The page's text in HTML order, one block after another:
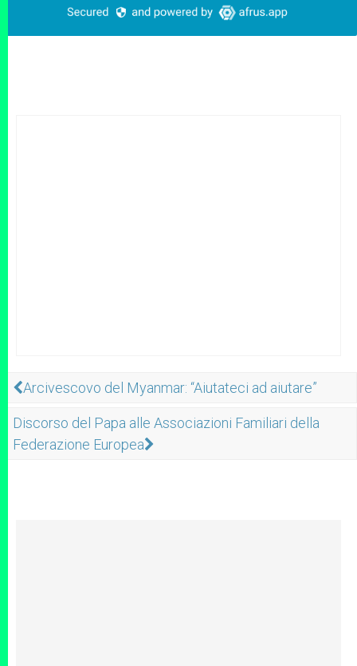
Arcivescovo del Myanmar: “Aiutateci ad aiutare”
Discorso del Papa alle Associazioni Familiari della
Federazione Europea